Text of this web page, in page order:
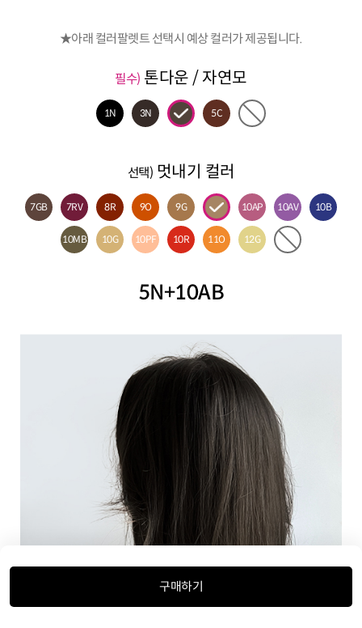
구매하기
★아래 컬러팔렛트 선택시 예상 컬러가 제공됩니다.
필수) 톤다운 / 자연모
1N 3N 5C
선택) 멋내기 컬러
7GB 7RV 8R 9O 9G 10AP 10AV 10B
10MB 10G 10PF 10R 11O 12G
5N+10AB